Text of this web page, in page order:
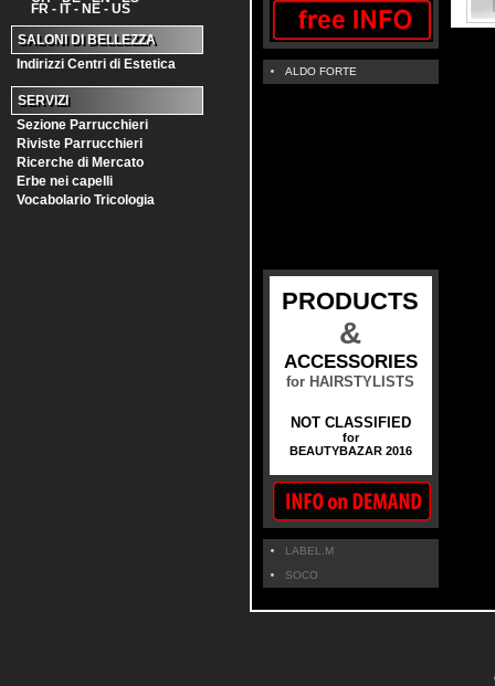
FR - IT - NE - US
SALONI DI BELLEZZA
Indirizzi Centri di Estetica
SERVIZI
Sezione Parrucchieri
Riviste Parrucchieri
Ricerche di Mercato
Erbe nei capelli
Vocabolario Tricologia
ALDO FORTE
PRODUCTS
&
ACCESSORIES
for HAIRSTYLISTS
NOT CLASSIFIED
for
BEAUTYBAZAR 2016
LABEL.M
SOCO